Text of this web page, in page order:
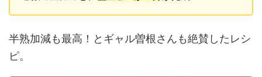
半熟加減も最高！とギャル曽根さんも絶賛したレシ
ピ。